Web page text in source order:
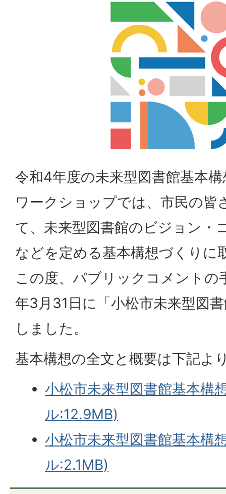
令和4年度の未来型図書館基本
ワークショップでは、市民の皆
て、未来型図書館のビジョン・
などを定める基本構想づくりに
この度、パブリックコメントの
年3月31日に「小松市未来型図
しました。
基本構想の全文と概要は下記よ
小松市未来型図書館基本構
ル:12.9MB)
小松市未来型図書館基本構
ル:2.1MB)